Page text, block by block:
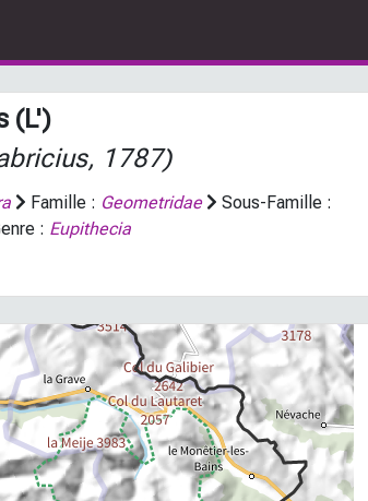
(L')
1787)
Famille : Geometridae
Sous-Famille :
: Eupithecia